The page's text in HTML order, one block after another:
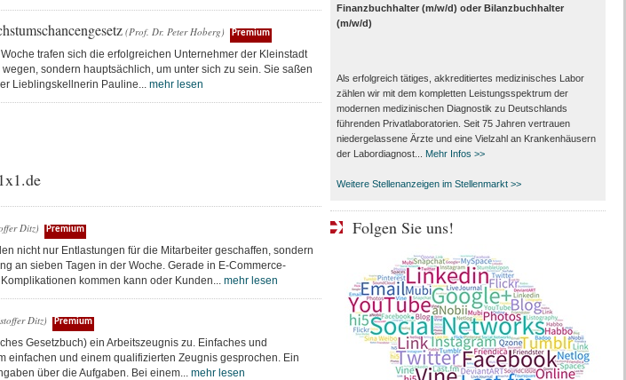
(Prof. Dr. Peter Hoberg) Premium
trafen sich die erfolgreichen Unternehmer der Kleinstadt
sondern hauptsächlich, um unter sich zu sein. Sie saßen
Lieblingskellnerin Pauline... mehr lesen
Ditz) Premium
nicht nur Entlastungen für die Mitarbeiter geschaffen, sondern
an sieben Tagen in der Woche. Gerade in E-Commerce-
kommen kann oder Kunden... mehr lesen
Ditz) Premium
Gesetzbuch) ein Arbeitszeugnis zu. Einfaches und
einfachen und einem qualifizierten Zeugnis gesprochen. Ein
über die Aufgaben. Bei einem... mehr lesen
Finanzbuchhalter (m/w/d) oder Bilanzbuchhalter
(m/w/d)
Als erfolgreich tätiges, akkreditiertes medizinisches Labor
zählen wir mit dem kompletten Leistungs­spektrum der
modernen medizinischen Diagnostik zu Deutschlands
führenden Privat­laboratorien. Seit 75 Jahren vertrauen
nieder­gelassene Ärzte und eine Vielzahl an Kranken­häusern
der Labor­diagnost...
Mehr Infos >>
Weitere Stellenanzeigen im Stellenmarkt >>
Folgen Sie uns!